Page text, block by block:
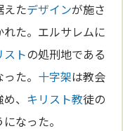
えたデザインが施さ
れた。エルサレムに
ストの処刑地である
た。 十字架は教会
、 キリスト教徒の
なった。